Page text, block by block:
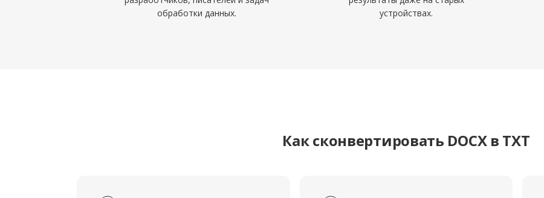
обработки данных.
устройствах.
Как сконвертировать DOCX в TXT